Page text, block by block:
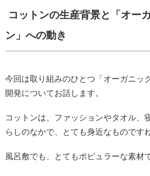
コットンの生産背景と「オー
ン」への動き
今回は取り組みのひとつ「オーガニッ
開発についてお話します。
コットンは、ファッションやタオル、
らしのなかで、とても身近なものですね
風呂敷でも、とてもポピュラーな素材